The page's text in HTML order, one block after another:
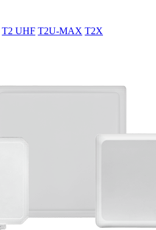
T2 UHF T2U-MAX T2X